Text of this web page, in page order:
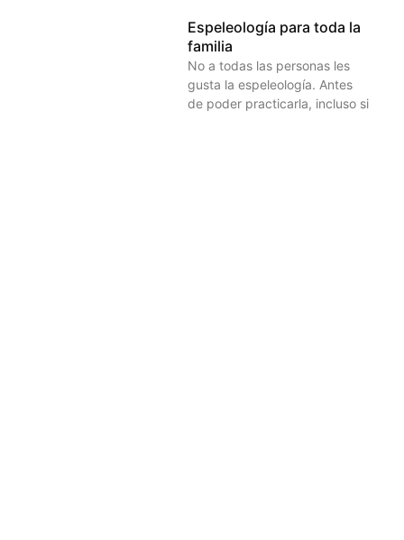
Espeleología para toda la
familia
No a todas las personas les
gusta la espeleología. Antes
de poder practicarla, incluso si